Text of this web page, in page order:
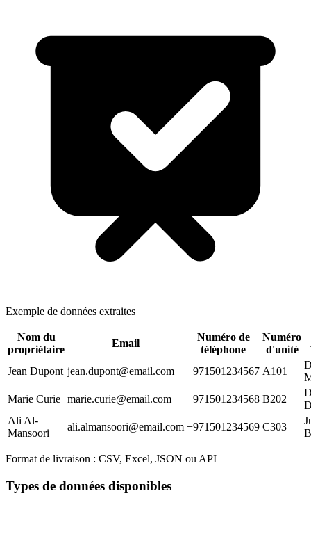
Exemple de données extraites
Nom du
propriétaire
Email
Numéro de
téléphone
Numéro
d'unité
Jean Dupont jean.dupont@email.com +971501234567 A101
Marie Curie marie.curie@email.com +971501234568 B202
Ali Al-
Mansoori
ali.almansoori@email.com +971501234569 C303
Format de livraison : CSV, Excel, JSON ou API
Types de données disponibles